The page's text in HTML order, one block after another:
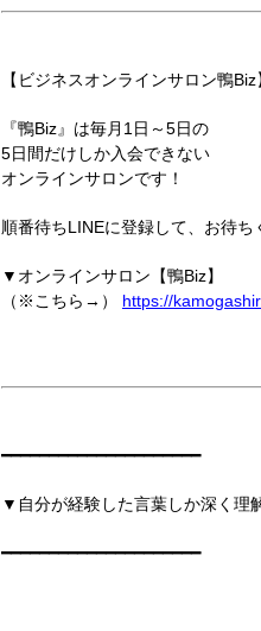
【ビジネスオンラインサロン鴨Biz
『鴨Biz』は毎月1日～5日の
5日間だけしか入会できない
オンラインサロンです！
順番待ちLINEに登録して、お待ち
▼オンラインサロン【鴨Biz】
（※こちら→） https://
━━━━━━━━━━━━━━━━━━━━━
▼自分が経験した言葉しか深く理
━━━━━━━━━━━━━━━━━━━━━